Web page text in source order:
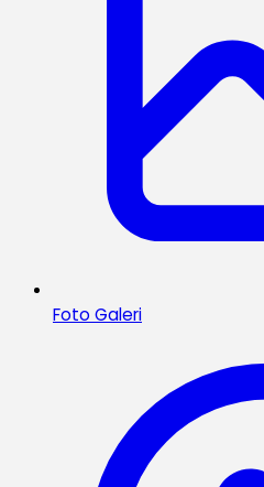
Foto Galeri